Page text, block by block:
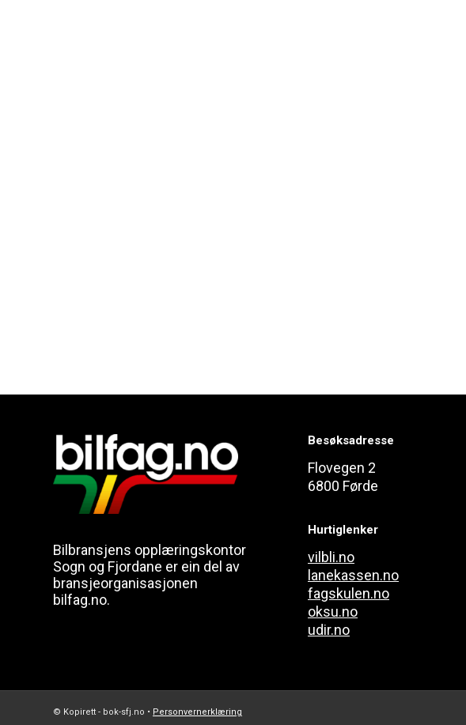
Bilbransjens opplæringskontor
Sogn og Fjordane er ein del av
bransjeorganisasjonen
bilfag.no.
Besøksadresse
Flovegen 2
6800 Førde
Hurtiglenker
vilbli.no
lanekassen.no
fagskulen.no
oksu.no
udir.no
© Kopirett - bok-sfj.no • Personvernerklæring